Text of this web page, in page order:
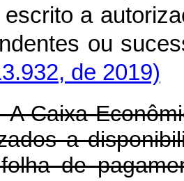
a
ou
de 2019)
Caixa
a
de